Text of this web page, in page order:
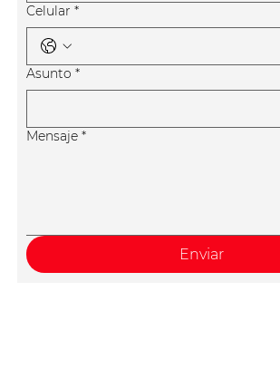
Celular *
Asunto *
Mensaje *
Enviar